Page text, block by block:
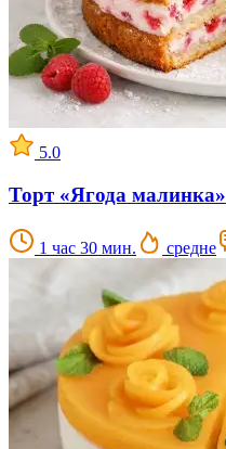
5.0
Торт «Ягода малинка»
1 час 30 мин. средне